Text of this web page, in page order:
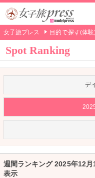
女子旅プレス 目的で探す(体験
Spot Ranking
デ
週間ランキング 2025年12
表示